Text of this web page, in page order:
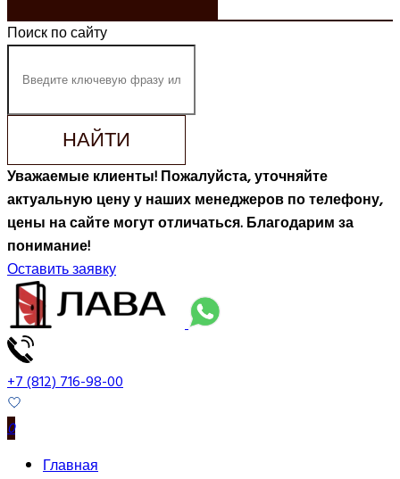
Поиск по сайту
НАЙТИ
Уважаемые клиенты! Пожалуйста, уточняйте
актуальную цену у наших менеджеров по телефону,
цены на сайте могут отличаться. Благодарим за
понимание!
Оставить заявку
+7 (812) 716-98-00
0
Главная